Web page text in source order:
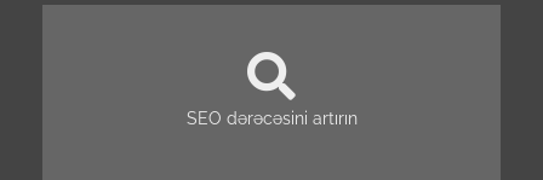
SEO dərəcəsini artırın